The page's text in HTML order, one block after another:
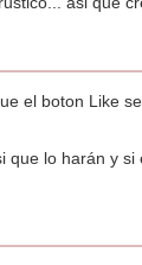
el boton Like
lo harán y